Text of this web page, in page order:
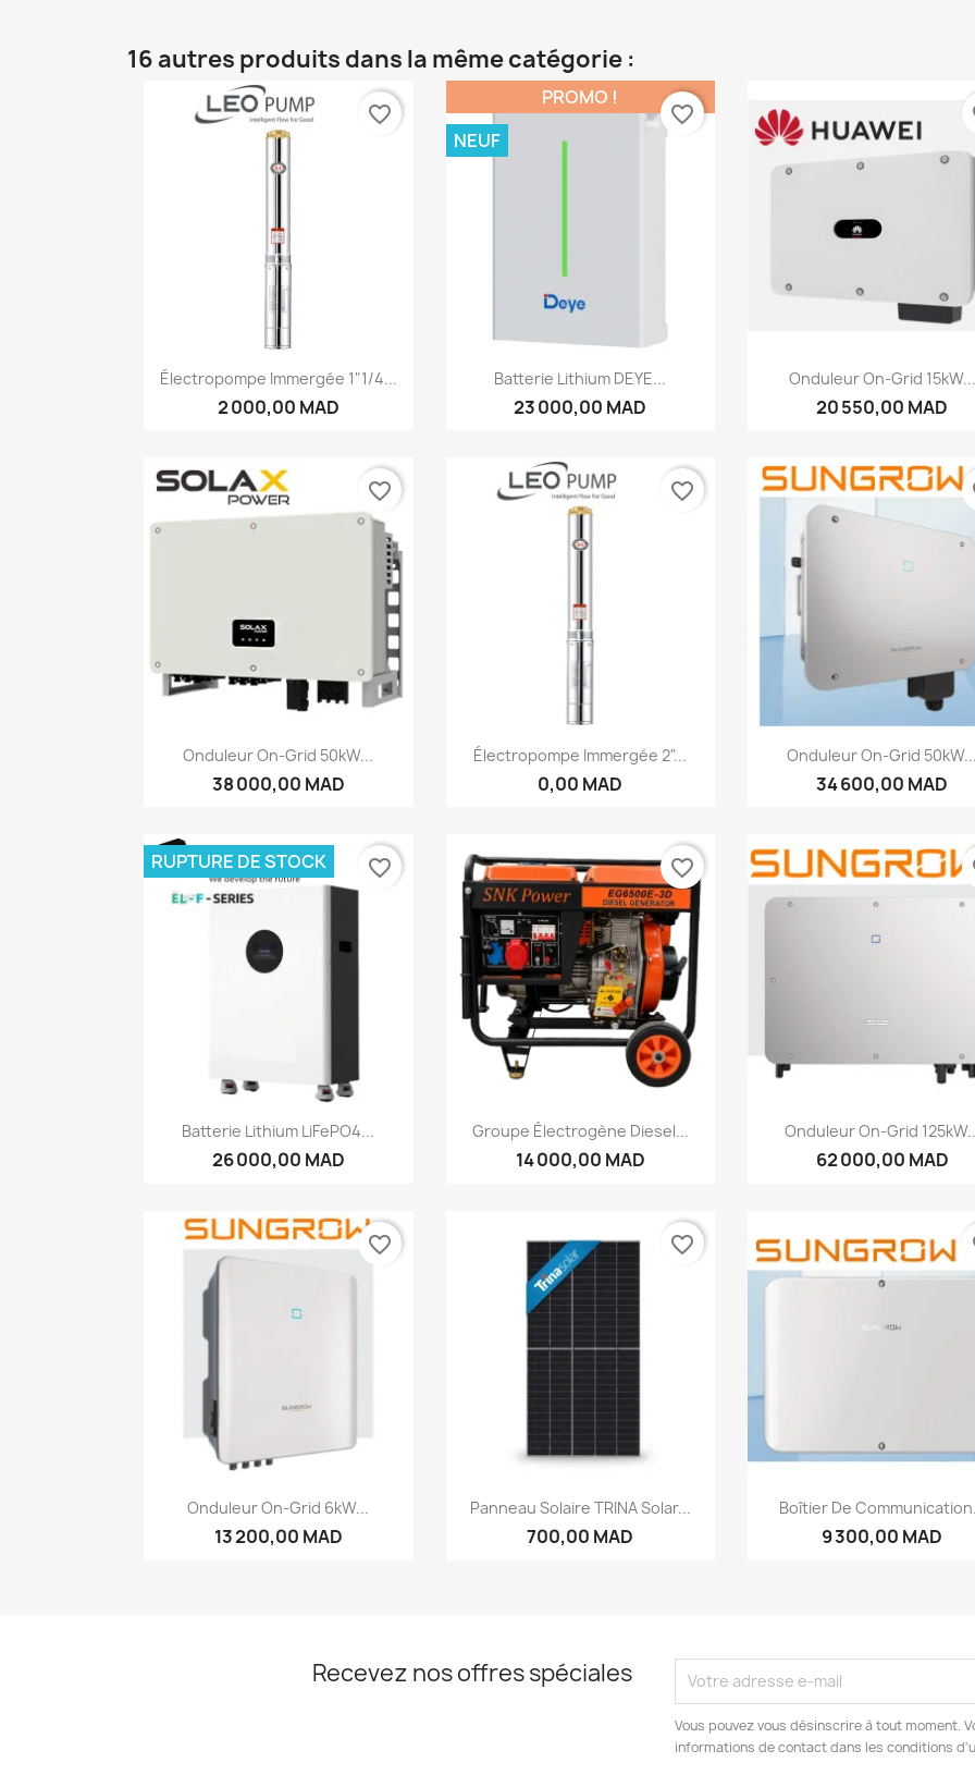
16 autres produits dans la même catégorie :
Aperçu rapide
Électropompe Immergée 1"1/4...
2 000,00 MAD
favorite_border
Aperçu rapide
Batterie Lithium DEYE...
23 000,00 MAD
PROMO !
NEUF
favorite_border
Aperçu rapide
Onduleur On-Grid 15kW...
20 550,00 MAD
Aperçu rapide
Onduleur On-Grid 50kW...
38 000,00 MAD
favorite_border
Aperçu rapide
Électropompe Immergée 2"...
0,00 MAD
favorite_border
Aperçu rapide
Onduleur On-Grid 50kW...
34 600,00 MAD
Aperçu rapide
Batterie Lithium LiFePO4...
26 000,00 MAD
RUPTURE DE STOCK favorite_border
 Aperçu rapide
Groupe Électrogène Diesel...
14 000,00 MAD
favorite_border
Aperçu rapide
Onduleur On-Grid
62 000,00 MAD
Aperçu rapide
Onduleur On-Grid 6kW...
13 200,00 MAD
favorite_border
Aperçu rapide
Panneau Solaire TRINA Solar...
700,00 MAD
favorite_border
Aperçu rapide
Boîtier De
9 300,00 MAD
Recevez nos offres spéciales
Vous pouvez vous désinscrire à tout moment.
informations de contact dans les conditions